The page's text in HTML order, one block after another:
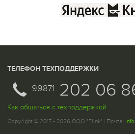
ТЕЛЕФОН ТЕХПОДДЕРЖКИ
99871 202 06
Как общаться с техподдержкой
Copyright © 2017 - 2026 ООО "Flink" | Почта: